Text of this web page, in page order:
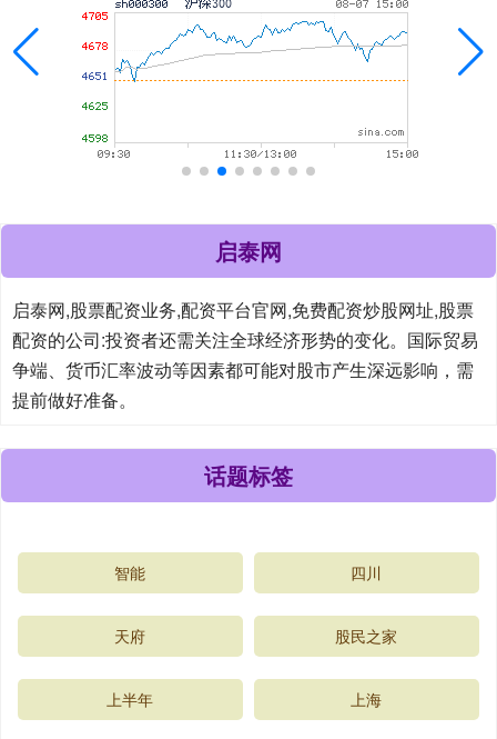
启泰网
启泰网,股票配资业务,配资平台官网,免费配资炒股网址,股票
配资的公司:投资者还需关注全球经济形势的变化。国际贸易
争端、货币汇率波动等因素都可能对股市产生深远影响，需
提前做好准备。
话题标签
智能 四川
天府 股民之家
上半年 上海